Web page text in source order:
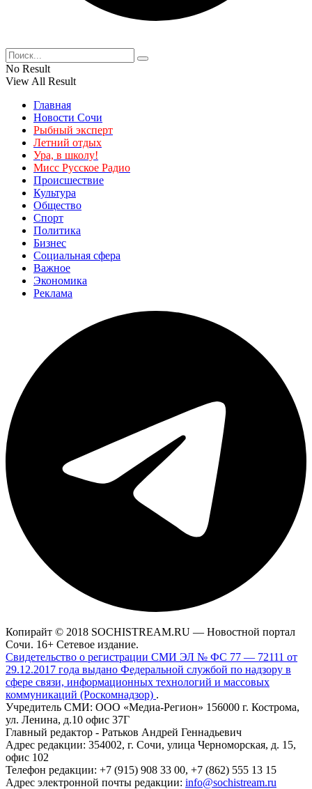
No Result
View All Result
Главная
Новости Сочи
Рыбный эксперт
Летний отдых
Ура, в школу!
Мисс Русское Радио
Происшествие
Культура
Общество
Спорт
Политика
Бизнес
Социальная сфера
Важное
Экономика
Реклама
Копирайт © 2018 SOCHISTREAM.RU — Новостной портал
Сочи. 16+ Сетевое издание.
Свидетельство о регистрации СМИ ЭЛ № ФС 77 — 72111 от
29.12.2017 года выдано Федеральной службой по надзору в
сфере связи, информационных технологий и массовых
коммуникаций (Роскомнадзор) .
Учредитель СМИ: ООО «Медиа-Регион» 156000 г. Кострома,
ул. Ленина, д.10 офис 37Г
Главный редактор - Ратьков Андрей Геннадьевич
Адрес редакции: 354002, г. Сочи, улица Черноморская, д. 15,
офис 102
Телефон редакции: +7 (915) 908 33 00, +7 (862) 555 13 15
Адрес электронной почты редакции: info@sochistream.ru